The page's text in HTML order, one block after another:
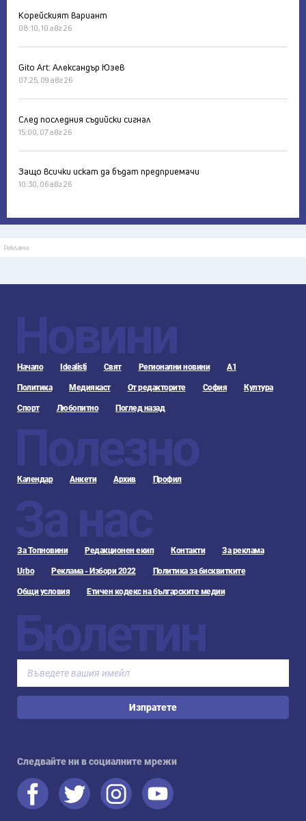
Корейският вариант
08:10, 10 авг 26
Gito Art: Александър Юзев
07:25, 09 авг 26
След последния съдийски сигнал
15:00, 07 авг 26
Защо всички искат да бъдат предприемачи
10:30, 06 авг 26
Реклама
Новини
Начало Idealisti Свят Регионални новини А1
Политика Медиякаст От редакторите София Култура
Спорт Любопитно Поглед назад
Полезно
Календар Анкети Архив Профил
За нас
За Топновини Редакционен екип Контакти За реклама
Urbo Реклама - Избори 2022 Политика за бисквитките
Общи условия Етичен кодекс на българските медии
Бюлетин
Изпратете
Следвайте ни в социалните мрежи